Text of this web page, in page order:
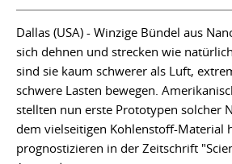
Dallas (USA) - Winzige Bündel aus
sich dehnen und strecken wie
sind sie kaum schwerer als Luft,
schwere Lasten bewegen.
stellten nun erste Prototypen solcher
dem vielseitigen Kohlenstoff-Material
prognostizieren in der Zeitschrift